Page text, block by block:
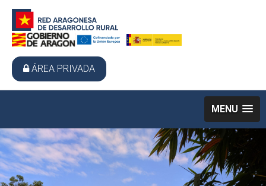
ÁREA PRIVADA
MENU